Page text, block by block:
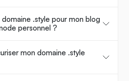
.style pour mon blog
personnel ?
mon domaine .style